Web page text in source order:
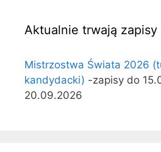
Aktualnie trwają
Mistrzostwa Świata 2026
kandydacki) -zapisy do
20.09.2026